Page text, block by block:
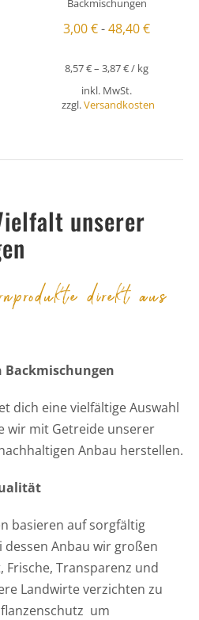
Backmischungen
3,00€-48,40€
8,57€– 3,87€/ kg
inkl. MwSt.
zzgl.Versandkosten
unserer
direkt aus
dich eine vielfältige Auswahl
wir mit Getreide unserer
Anbau herstellen.
basieren auf sorgfältig
Anbau wir großen
Transparenz und
Landwirte verzichten zu
um